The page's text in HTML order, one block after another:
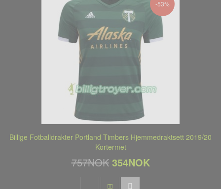
-53%
Billige Fotballdrakter Portland Timbers Hjemmedraktsett 2019/20
Kortermet
757NOK 354NOK